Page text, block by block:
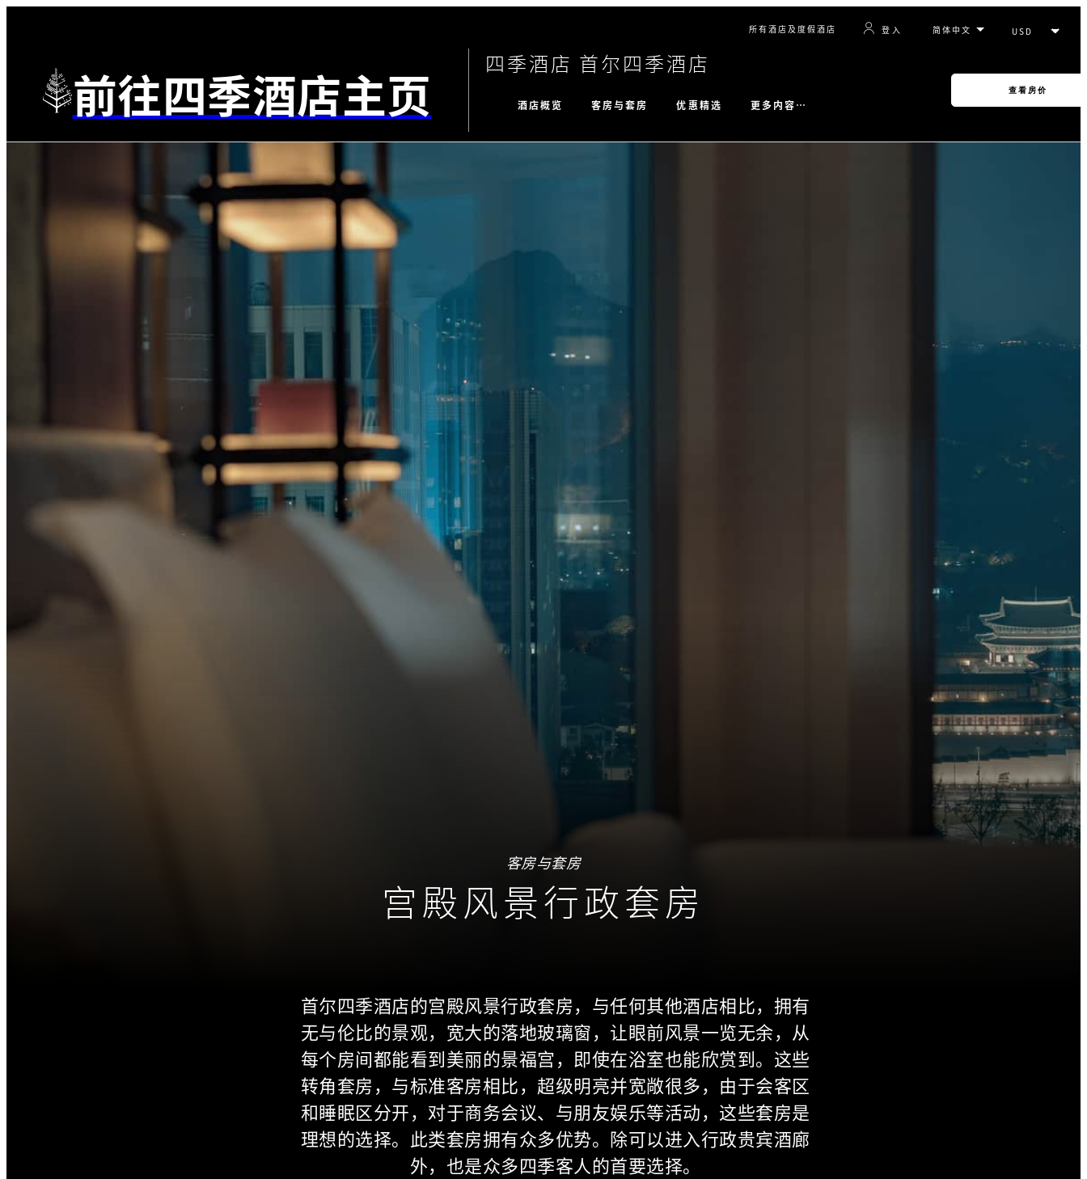
所有酒店及度假酒店 登入
前往四季酒店主页 四季酒店 首尔四季酒店
酒店概览 客房与套房 优惠精选 更多内容…
查看房价
客房与套房
宫殿风景行政套房
首尔四季酒店的宫殿风景行政套房，与任何其他酒店相比，拥有
无与伦比的景观，宽大的落地玻璃窗，让眼前风景一览无余，从
每个房间都能看到美丽的景福宫，即使在浴室也能欣赏到。这些
转角套房，与标准客房相比，超级明亮并宽敞很多，由于会客区
和睡眠区分开，对于商务会议、与朋友娱乐等活动，这些套房是
理想的选择。此类套房拥有众多优势。除可以进入行政贵宾酒廊
外，也是众多四季客人的首要选择。